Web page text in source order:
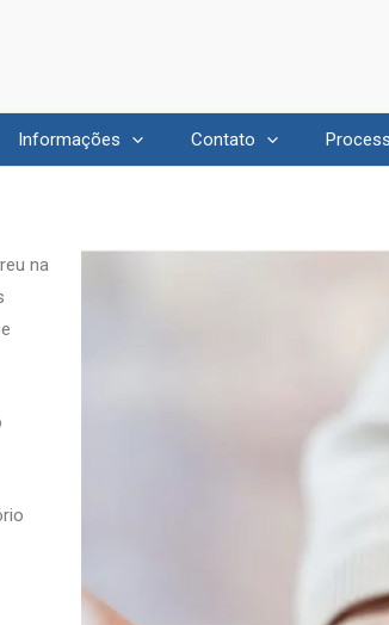
Informações Contato
na